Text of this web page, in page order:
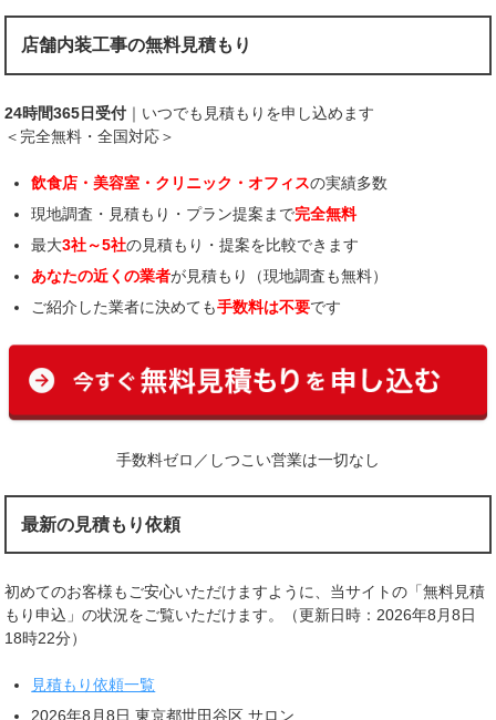
店舗内装工事の無料見積もり
24時間365日受付 ｜いつでも見積もりを申し込めます
＜完全無料・全国対応＞
飲食店・美容室・クリニック・オフィスの実績多数
現地調査・見積もり・プラン提案まで完全無料
最大3社～5社の見積もり・提案を比較できます
あなたの近くの業者が見積もり（現地調査も無料）
ご紹介した業者に決めても手数料は不要です
手数料ゼロ／しつこい営業は一切なし
最新の見積もり依頼
初めてのお客様もご安心いただけますように、当サイトの「無料見積
もり申込」の状況をご覧いただけます。（更新日時：2026年8月8日
18時22分）
見積もり依頼一覧
2026年8月8日 東京都世田谷区 サロン